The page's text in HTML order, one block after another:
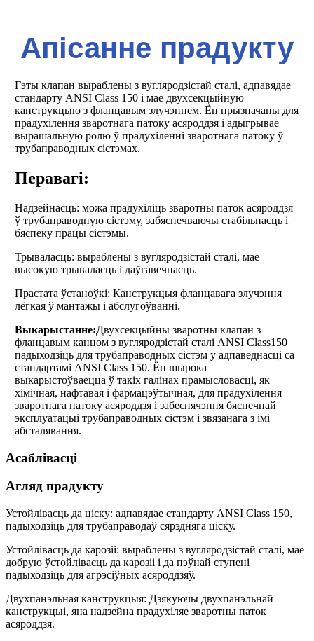
Апісанне прадукту
Гэты клапан выраблены з вугляродзістай сталі, адпавядае
стандарту ANSI Class 150 і мае двухсекцыйную
канструкцыю з фланцавым злучэннем. Ён прызначаны для
прадухілення зваротнага патоку асяроддзя і адыгрывае
вырашальную ролю ў прадухіленні зваротнага патоку ў
трубаправодных сістэмах.
Перавагі:
Надзейнасць: можа прадухіліць зваротны паток асяроддзя
ў трубаправодную сістэму, забяспечваючы стабільнасць і
бяспеку працы сістэмы.
Трываласць: выраблены з вугляродзістай сталі, мае
высокую трываласць і даўгавечнасць.
Прастата ўстаноўкі: Канструкцыя фланцавага злучэння
лёгкая ў мантажы і абслугоўванні.
Выкарыстанне:Двухсекцыйны зваротны клапан з
фланцавым канцом з вугляродзістай сталі ANSI Class150
падыходзіць для трубаправодных сістэм у адпаведнасці са
стандартамі ANSI Class 150. Ён шырока
выкарыстоўваецца ў такіх галінах прамысловасці, як
хімічная, нафтавая і фармацэўтычная, для прадухілення
зваротнага патоку асяроддзя і забеспячэння бяспечнай
эксплуатацыі трубаправодных сістэм і звязанага з імі
абсталявання.
Асаблівасці
Агляд прадукту
Устойлівасць да ціску: адпавядае стандарту ANSI Class 150,
падыходзіць для трубаправодаў сярэдняга ціску.
Устойлівасць да карозіі: выраблены з вугляродзістай сталі, мае
добрую ўстойлівасць да карозіі і да пэўнай ступені
падыходзіць для агрэсіўных асяроддзяў.
Двухпанэльная канструкцыя: Дзякуючы двухпанэльнай
канструкцыі, яна надзейна прадухіляе зваротны паток
асяроддзя.